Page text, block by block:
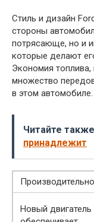
Стиль и дизайн
стороны
потрясающе, но и
которые делают
Экономия
множество
в этом автомобиле.
Читайте
принадлежит
Новый двигатель